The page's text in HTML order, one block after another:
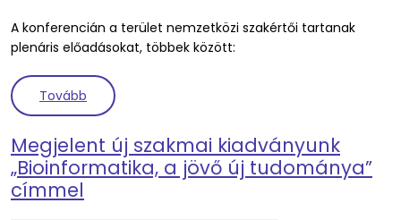
A konferencián a terület nemzetközi szakértői tartanak
plenáris előadásokat, többek között:
Tovább (BREAST CANCER THINK TANK konferencia
Megjelent új szakmai kiadványunk
„Bioinformatika, a jövő új tudománya”
címmel